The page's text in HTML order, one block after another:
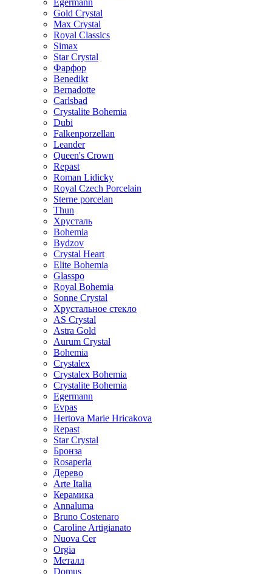
Egermann
Gold Crystal
Max Crystal
Royal Classics
Simax
Star Crystal
Фарфор
Benedikt
Bernadotte
Carlsbad
Crystalite Bohemia
Dubi
Falkenporzellan
Leander
Queen's Crown
Repast
Roman Lidicky
Royal Czech Porcelain
Sterne porcelan
Thun
Хрусталь
Bohemia
Bydzov
Crystal Heart
Elite Bohemia
Glasspo
Royal Bohemia
Sonne Crystal
Хрустальное стекло
AS Crystal
Astra Gold
Aurum Crystal
Bohemia
Crystalex
Crystalex Bohemia
Crystalite Bohemia
Egermann
Evpas
Hertova Marie Hricakova
Repast
Star Crystal
Бронза
Rosaperla
Дерево
Arte Italia
Керамика
Annaluma
Bruno Costenaro
Caroline Artigianato
Nuova Cer
Orgia
Металл
Domus